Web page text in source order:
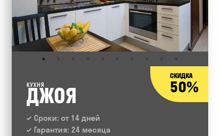
СКИДКА
50%
КУХНЯ
ДЖОЯ
Сроки: от 14 дней
Гарантия: 24 месяца